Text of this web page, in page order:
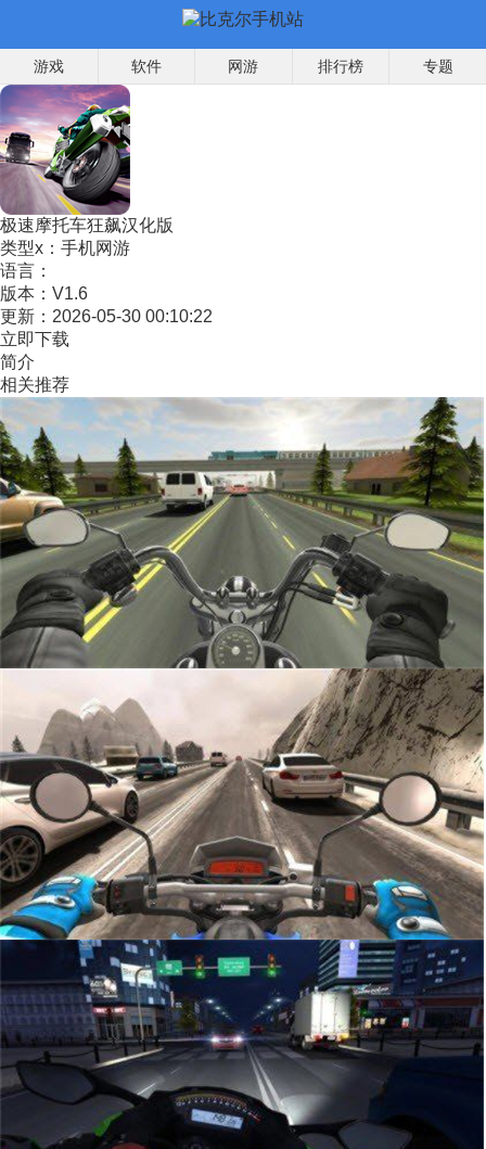
游戏 软件 网游 排行榜 专题
极速摩托车狂飙汉化版
类型x： 手机网游
语言：
版本： V1.6
更新： 2026-05-30 00:10:22
立即下载
简介
相关推荐